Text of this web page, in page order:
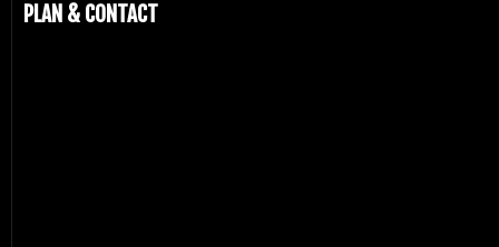
PLAN & CONTACT